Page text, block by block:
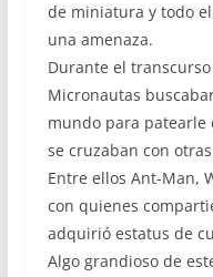
de miniatura y todo
una amenaza.
Durante el
Micronautas
mundo para
se cruzaban con
Entre ellos Ant-Man,
con quienes
adquirió estatus de
Algo grandioso de